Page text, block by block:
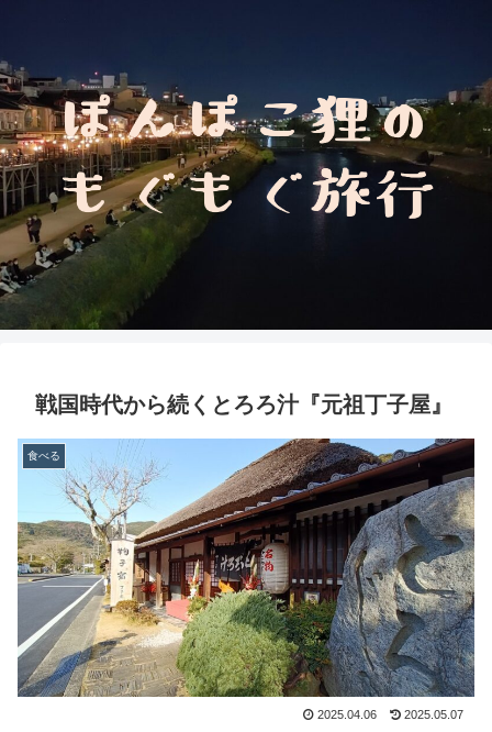
戦国時代から続くとろろ汁『元祖丁子屋』
食べる
2025.04.06 2025.05.07